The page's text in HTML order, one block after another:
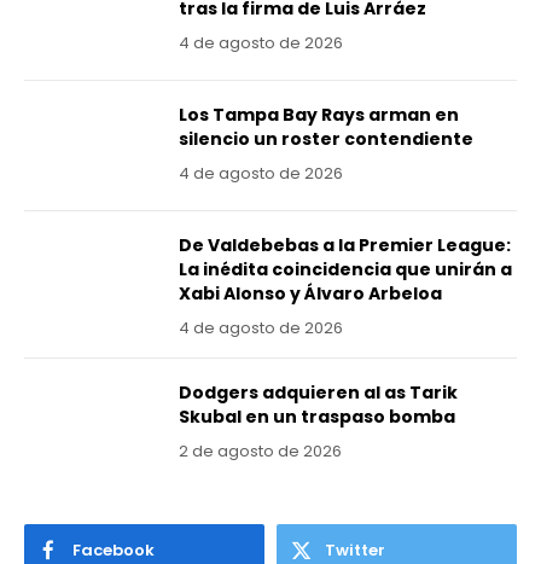
tras la firma de Luis Arráez
4 de agosto de 2026
Los Tampa Bay Rays arman en
silencio un roster contendiente
4 de agosto de 2026
De Valdebebas a la Premier League:
La inédita coincidencia que unirán a
Xabi Alonso y Álvaro Arbeloa
4 de agosto de 2026
Dodgers adquieren al as Tarik
Skubal en un traspaso bomba
2 de agosto de 2026
Facebook Twitter